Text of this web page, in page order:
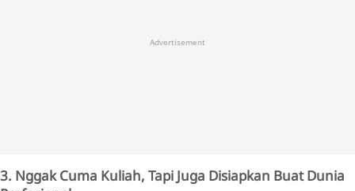
Advertisement
3. Nggak Cuma Kuliah, Tapi Juga Disiapkan Buat Dunia